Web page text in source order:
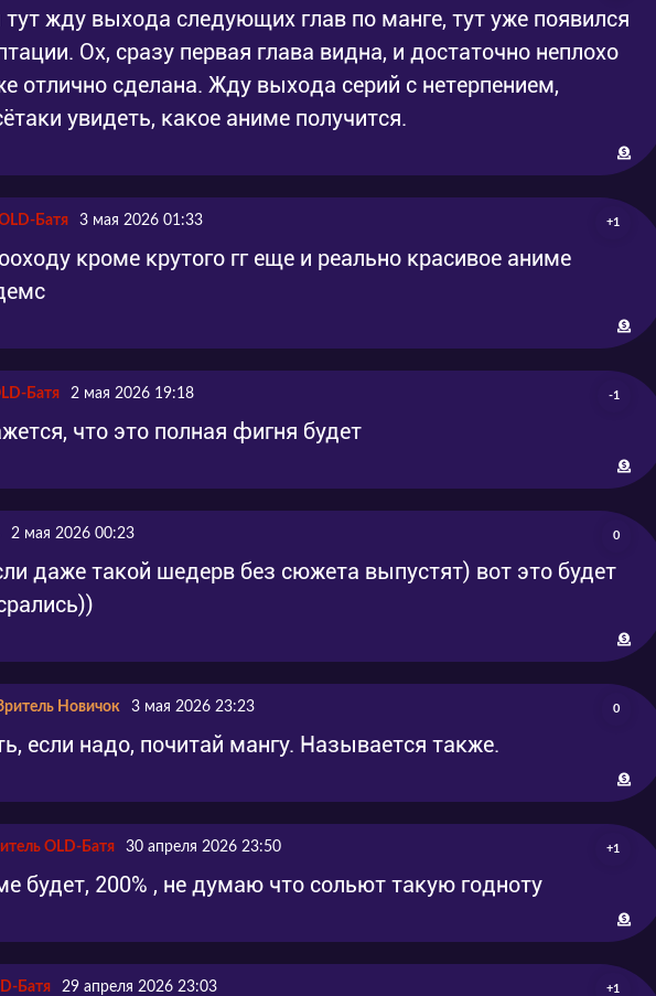
тут жду выхода следующих глав по манге, тут уже появился
Ох, сразу первая глава видна, и достаточно неплохо
отлично сделана. Жду выхода серий с нетерпением,
увидеть, какое аниме получится.
Батя 3 мая 2026 01:33 +1
кроме крутого гг еще и реально красивое аниме
Батя 2 мая 2026 19:18 -1
что это полная фигня будет
2 мая 2026 00:23 0
даже такой шедерв без сюжета выпустят) вот это будет
Новичок 3 мая 2026 23:23 0
если надо, почитай мангу. Называется также.
OLD-Батя 30 апреля 2026 23:50 +1
будет, 200% , не думаю что сольют такую годноту
Батя 29 апреля 2026 23:03 +1